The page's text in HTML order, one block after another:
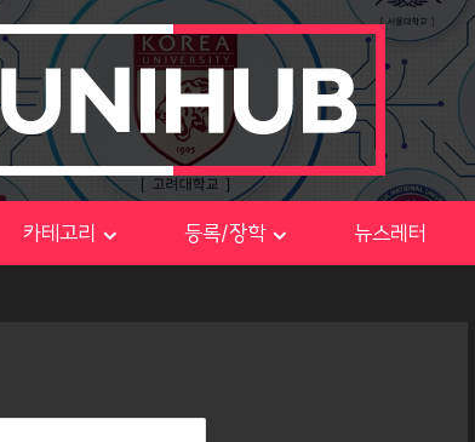
카테고리 등록/장학 뉴스레터